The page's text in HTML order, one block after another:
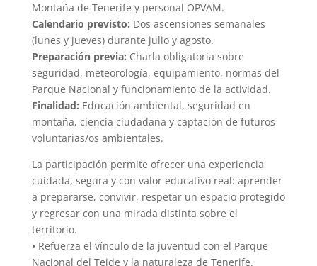
Montaña de Tenerife y personal OPVAM.
Calendario previsto: Dos ascensiones semanales
(lunes y jueves) durante julio y agosto.
Preparación previa: Charla obligatoria sobre
seguridad, meteorología, equipamiento, normas del
Parque Nacional y funcionamiento de la actividad.
Finalidad: Educación ambiental, seguridad en
montaña, ciencia ciudadana y captación de futuros
voluntarias/os ambientales.
La participación permite ofrecer una experiencia
cuidada, segura y con valor educativo real: aprender
a prepararse, convivir, respetar un espacio protegido
y regresar con una mirada distinta sobre el
territorio.
• Refuerza el vínculo de la juventud con el Parque
Nacional del Teide y la naturaleza de Tenerife.